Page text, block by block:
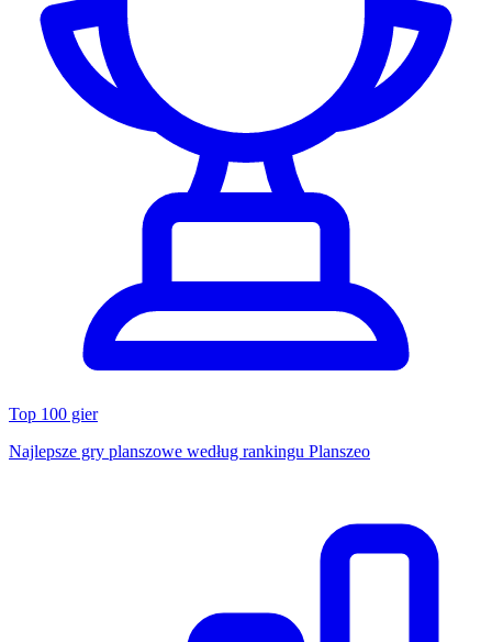
Top 100 gier
Najlepsze gry planszowe według rankingu Planszeo